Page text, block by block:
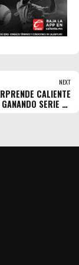
NEXT
CALIENTE
GANANDO SERIE EN